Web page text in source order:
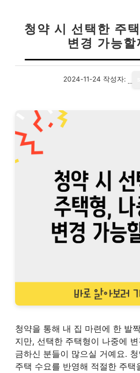
청약 시 선택한 주
변경 가능할
2024-11-24 작성자:
청약을 통해 내 집 마련에 한 발
지만, 선택한 주택형이 나중에
금하신 분들이 많으실 거예요.
주택 수요를 반영해 적절한 주택